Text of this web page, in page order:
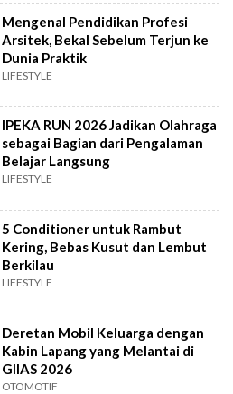
Mengenal Pendidikan Profesi
Arsitek, Bekal Sebelum Terjun ke
Dunia Praktik
LIFESTYLE
IPEKA RUN 2026 Jadikan Olahraga
sebagai Bagian dari Pengalaman
Belajar Langsung
LIFESTYLE
5 Conditioner untuk Rambut
Kering, Bebas Kusut dan Lembut
Berkilau
LIFESTYLE
Deretan Mobil Keluarga dengan
Kabin Lapang yang Melantai di
GIIAS 2026
OTOMOTIF